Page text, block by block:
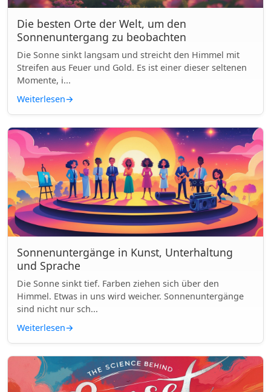
Die besten Orte der Welt, um den
Sonnenuntergang zu beobachten
Die Sonne sinkt langsam und streicht den Himmel mit
Streifen aus Feuer und Gold. Es ist einer dieser seltenen
Momente, i...
Weiterlesen→
Sonnenuntergänge in Kunst, Unterhaltung
und Sprache
Die Sonne sinkt tief. Farben ziehen sich über den
Himmel. Etwas in uns wird weicher. Sonnenuntergänge
sind nicht nur sch...
Weiterlesen→